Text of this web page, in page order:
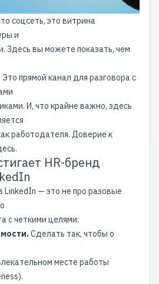
соцсеть, это витрина
и
Здесь вы можете показать, чем
Это прямой канал для разговора с
И, что крайне важно, здесь
работодателя. Доверие к
HR-бренд
LinkedIn — это не про разовые
с четкими целями:
Сделать так, чтобы о
месте работы